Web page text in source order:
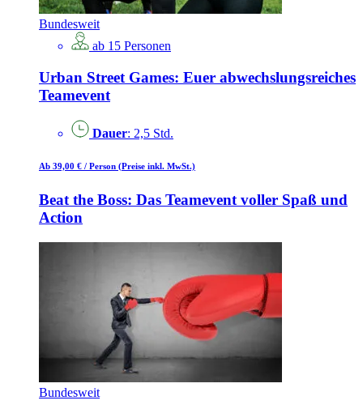
Bundesweit
ab 15 Personen
Urban Street Games: Euer abwechslungsreiches
Teamevent
Dauer: 2,5 Std.
Ab 39,00 € / Person (Preise inkl. MwSt.)
Beat the Boss: Das Teamevent voller Spaß und
Action
Bundesweit